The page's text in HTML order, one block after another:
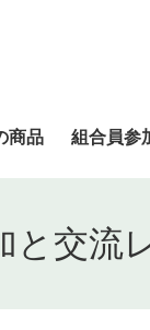
商品 組合員参
と交流